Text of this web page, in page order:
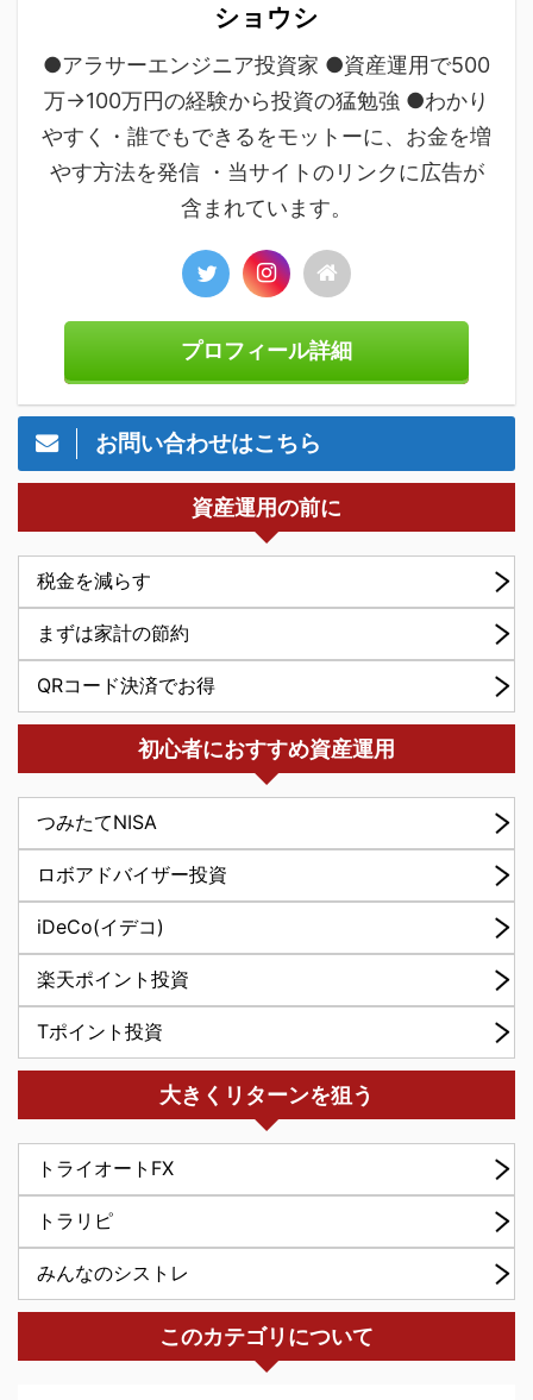
ショウシ
●アラサーエンジニア投資家 ●資産運用で500
万→100万円の経験から投資の猛勉強 ●わかり
やすく・誰でもできるをモットーに、お金を増
やす方法を発信 ・当サイトのリンクに広告が
含まれています。
プロフィール詳細
お問い合わせはこちら
資産運用の前に
税金を減らす
まずは家計の節約
QRコード決済でお得
初心者におすすめ資産運用
つみたてNISA
ロボアドバイザー投資
iDeCo(イデコ)
楽天ポイント投資
Tポイント投資
大きくリターンを狙う
トライオートFX
トラリピ
みんなのシストレ
このカテゴリについて